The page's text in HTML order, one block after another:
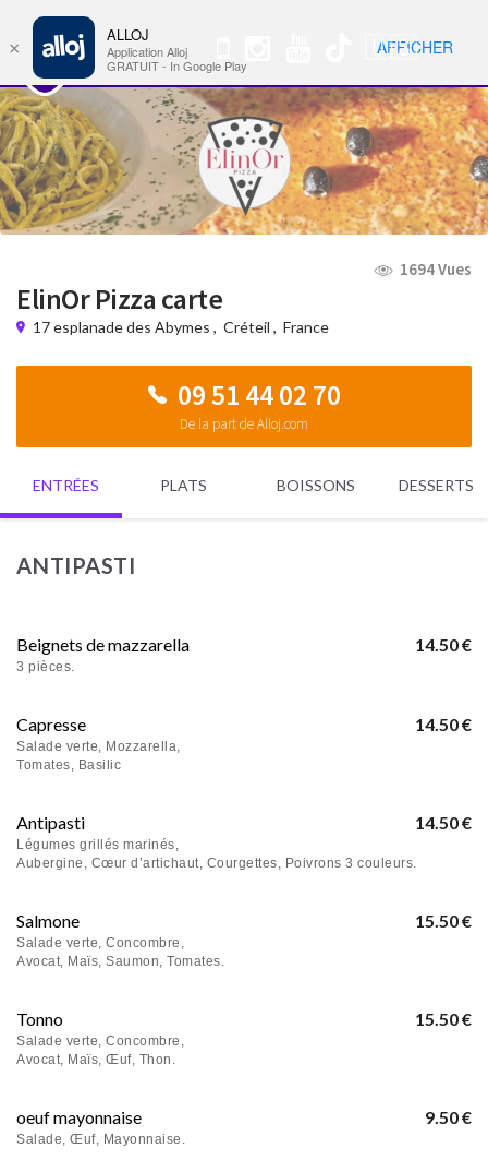
🇺🇸 Nav
1694 Vues
ElinOr Pizza carte
17 esplanade des Abymes , Créteil , France
09 51 44 02 70
De la part de Alloj.com
ENTRÉES PLATS BOISSONS DESSERTS
ANTIPASTI
14.50 €
Beignets de mazzarella
3 pièces.
14.50 €
Capresse
Salade verte, Mozzarella,
Tomates, Basilic
14.50 €
Antipasti
Légumes grillés marinés,
Aubergine, Cœur d’artichaut, Courgettes, Poivrons 3 couleurs.
15.50 €
Salmone
Salade verte, Concombre,
Avocat, Maïs, Saumon, Tomates.
15.50 €
Tonno
Salade verte, Concombre,
Avocat, Maïs, Œuf, Thon.
9.50 €
oeuf mayonnaise
Salade, Œuf, Mayonnaise.
×
ALLOJ
Application Alloj
GRATUIT - In Google Play
AFFICHER